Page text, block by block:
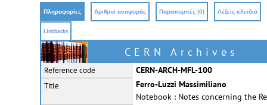
Πληροφορίες Αριθμοί αναφοράς Παραπομπές (0) Λέξεις κλειδιά
Linkbacks
CERN Archives
Reference code CERN-ARCH-MFL-100
Title
Ferro-Luzzi Massimiliano
Notebook : Notes concerning the